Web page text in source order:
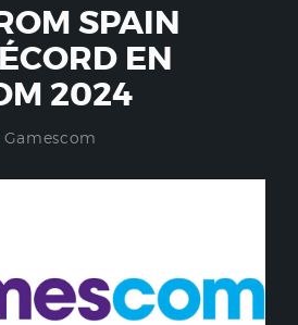
SPAIN
EN
2024
Gamescom